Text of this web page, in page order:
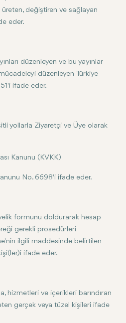
değiştiren ve sağlayan
eder.
düzenleyen ve bu yayınlar
düzenleyen Türkiye
ifade eder.
yollarla Ziyaretçi ve Üye olarak
Kanunu (KVKK)
No. 6698'i ifade eder.
formunu doldurarak hesap
gerekli prosedürleri
ilgili maddesinde belirtilen
ifade eder.
hizmetleri ve içerikleri barındıran
gerçek veya tüzel kişileri ifade